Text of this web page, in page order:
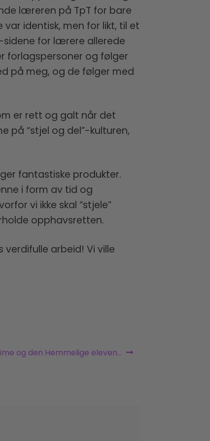
læreren på TpT for bare
identisk, men for likt, til et
sidene for lærere allerede
forlagspersoner og følger
på meg, og de følger med
er rett og galt når det
på “stjel og del”-kulturen,
fantastiske produkter.
i form av tid og
vi ikke skal “stjele”
opphavsretten.
arbeid! Vi ville
og den Hemmelige eleven…